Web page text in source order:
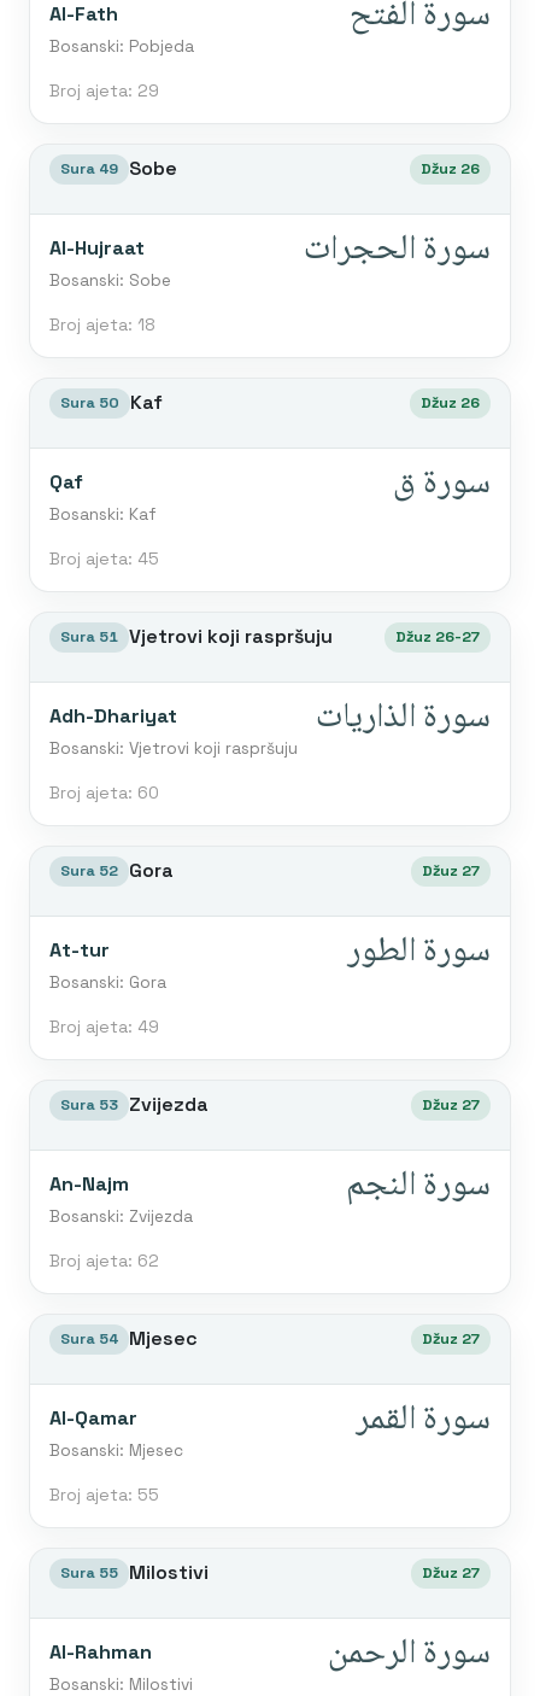
Al-Fath
Bosanski: Pobjeda
سورة الفتح
Broj ajeta: 29
Sura 49 Sobe Džuz 26
Al-Hujraat
Bosanski: Sobe
سورة الحجرات
Broj ajeta: 18
Sura 50 Kaf Džuz 26
Qaf
Bosanski: Kaf
سورة ق
Broj ajeta: 45
Sura 51 Vjetrovi koji raspršuju Džuz 26-27
Adh-Dhariyat
Bosanski: Vjetrovi koji raspršuju
سورة الذاريات
Broj ajeta: 60
Sura 52 Gora Džuz 27
At-tur
Bosanski: Gora
سورة الطور
Broj ajeta: 49
Sura 53 Zvijezda Džuz 27
An-Najm
Bosanski: Zvijezda
سورة النجم
Broj ajeta: 62
Sura 54 Mjesec Džuz 27
Al-Qamar
Bosanski: Mjesec
سورة القمر
Broj ajeta: 55
Sura 55 Milostivi Džuz 27
Al-Rahman
Bosanski: Milostivi
سورة الرحمن